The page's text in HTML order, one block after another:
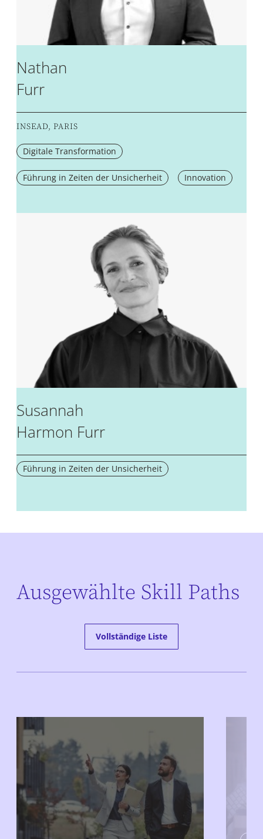
Nathan
Furr
INSEAD, PARIS
Digitale Transformation
Führung in Zeiten der Unsicherheit Innovation
Susannah
Harmon Furr
Führung in Zeiten der Unsicherheit
Ausgewählte Skill Paths
Vollständige Liste